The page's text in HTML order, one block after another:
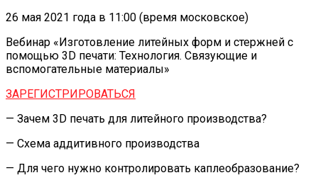
26 мая 2021 года в 11:00 (время московское)
Вебинар «Изготовление литейных форм и стержней с
помощью 3D печати: Технология. Связующие и
вспомогательные материалы»
ЗАРЕГИСТРИРОВАТЬСЯ
— Зачем 3D печать для литейного производства?
— Схема аддитивного производства
— Для чего нужно контролировать каплеобразование?